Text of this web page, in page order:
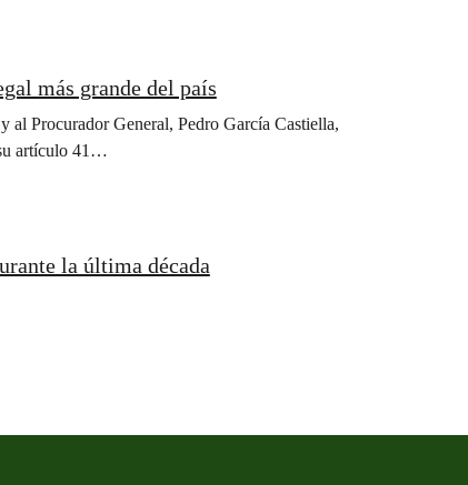
más grande del país
al Procurador General, Pedro García Castiella,
artículo 41…
la última década